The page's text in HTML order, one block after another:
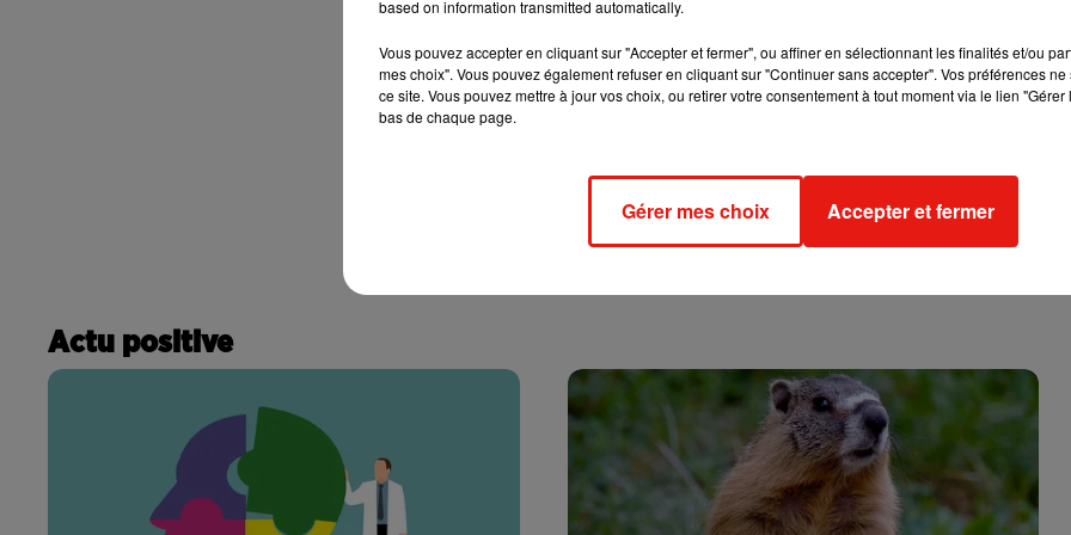
Actu positive
based on information transmitted automatically.
Vous pouvez accepter en cliquant sur "Accepter et fermer", ou affiner en sélectionnant les finalités et/ou
mes choix". Vous pouvez également refuser en cliquant sur "Continuer sans accepter". Vos préférences
ce site. Vous pouvez mettre à jour vos choix, ou retirer votre consentement à tout moment via le lien
bas de chaque page.
Gérer mes choix Accepter et fermer